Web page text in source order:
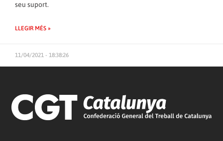
seu suport.
LLEGIR MÉS »
11/04/2021 - 18:38:26